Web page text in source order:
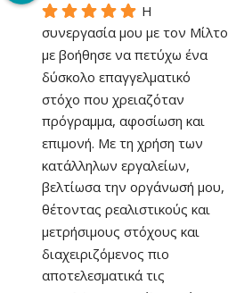
Η
συνεργασία μου με τον Μίλτο
με βοήθησε να πετύχω ένα
δύσκολο επαγγελματικό
στόχο που χρειαζόταν
πρόγραμμα, αφοσίωση και
επιμονή. Με τη χρήση των
κατάλληλων εργαλείων,
βελτίωσα την οργάνωσή μου,
θέτοντας ρεαλιστικούς και
μετρήσιμους στόχους και
διαχειριζόμενος πιο
αποτελεσματικά τις